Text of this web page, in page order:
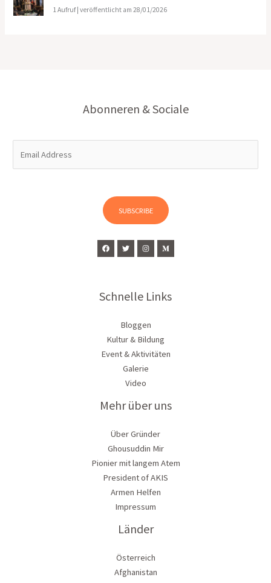
1 Aufruf|veröffentlicht am 28/01/2026
Abonneren & Sociale
SUBSCRIBE
Schnelle Links
Bloggen
Kultur & Bildung
Event & Aktivitäten
Galerie
Video
Mehr über uns
Über Gründer
Ghousuddin Mir
Pionier mit langem Atem
President of AKIS
Armen Helfen
Impressum
Länder
Österreich
Afghanistan